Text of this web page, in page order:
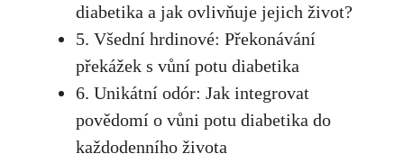
diabetika a jak ovlivňuje‍ jejich život?
5. Všední hrdinové: Překonávání
překážek s vůní potu diabetika
6. Unikátní odór: Jak integrovat
povědomí o vůni ⁢potu diabetika do
každodenního ‍života